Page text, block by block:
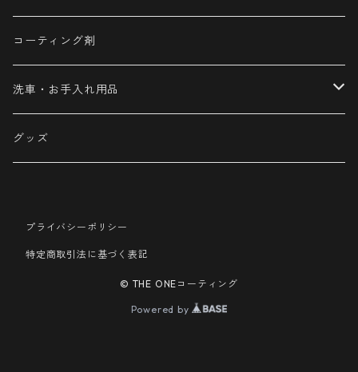
Φ40
Φ100
ロングウールバフ
ウールバフ
コーティング剤
洗車・お手入れ用品
カーシャンプー
メンテナンス用品
グッズ
プライバシーポリシー
特定商取引法に基づく表記
© THE ONEコーティング
Powered by